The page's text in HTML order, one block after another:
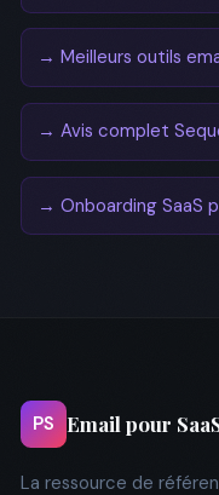
→ Meilleurs outils
→ Avis complet
→ Onboarding SaaS
PS Email pour
La ressource de